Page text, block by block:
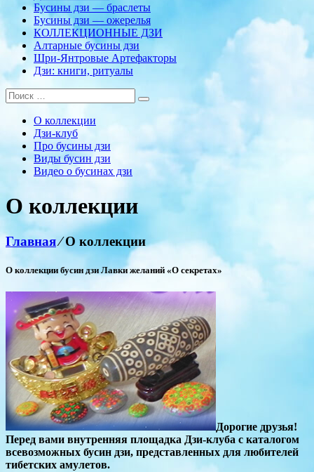
Бусины дзи — браслеты
Бусины дзи — ожерелья
КОЛЛЕКЦИОННЫЕ ДЗИ
Алтарные бусины дзи
Шри-Янтровые Артефакторы
Дзи: книги, ритуалы
О коллекции
Дзи-клуб
Про бусины дзи
Виды бусин дзи
Видео о бусинах дзи
О коллекции
Главная⁄О коллекции
О коллекции бусин дзи Лавки желаний «О секретах»
Дорогие друзья!
Перед вами внутренняя площадка Дзи-клуба с каталогом
всевозможных бусин дзи, представленных для любителей
тибетских амулетов.